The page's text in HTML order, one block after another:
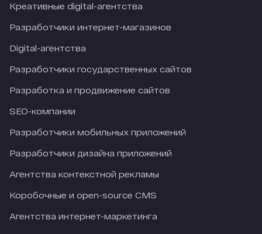
Креативные digital-агентства
Разработчики интернет-магазинов
Digital-агентства
Разработчики государственных сайтов
Разработка и продвижение сайтов
SEO-компании
Разработчики мобильных приложений
Разработчики дизайна приложений
Агентства контекстной рекламы
Коробочные и open-source CMS
Агентства интернет-маркетинга